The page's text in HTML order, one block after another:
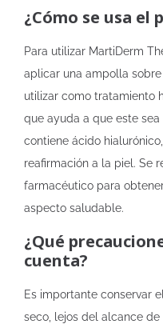
¿Cómo se usa el
Para utilizar MartiDerm
aplicar una ampolla
utilizar como tratamiento
que ayuda a que este
contiene ácido
reafirmación a la piel. Se
farmacéutico para
aspecto saludable.
¿Qué
cuenta?
Es importante conservar
seco, lejos del alcance